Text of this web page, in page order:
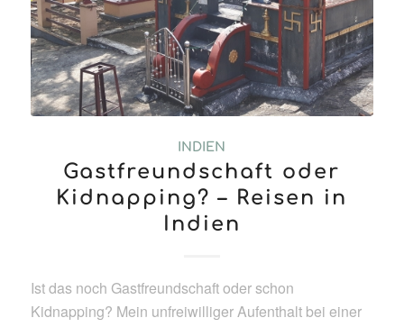
INDIEN
Gastfreundschaft oder
Kidnapping? – Reisen in
Indien
Ist das noch Gastfreundschaft oder schon
Kidnapping? Mein unfreiwilliger Aufenthalt bei einer